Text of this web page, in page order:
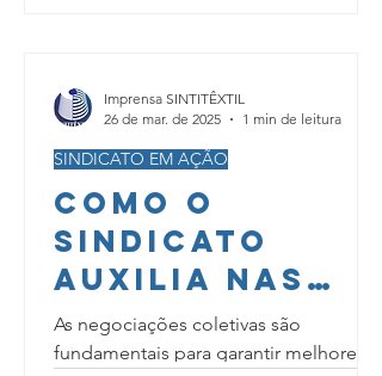
Como o
Sindicato
Auxilia nas
Negociações
Coletivas?
As negociações coletivas são
fundamentais para garantir melhores
SINDICATO EM AÇÃO
Imprensa SINTITÊXTIL
26 de mar. de 2025
1 min de leitura